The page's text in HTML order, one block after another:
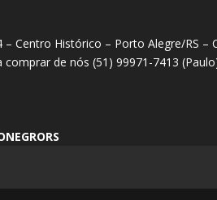
Centro Histórico – Porto Alegre/RS –
comprar de nós (51) 99971-7413